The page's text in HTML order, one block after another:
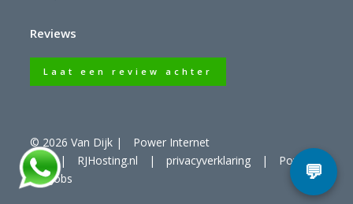
Reviews
Laat een review achter
© 2026 Van Dijk |
Power Internet
B.V. | RJHosting.nl | privacyverklaring |
Power
For Jobs